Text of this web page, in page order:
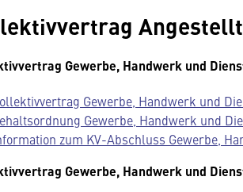
Gewerbe, Handwerk und
Gewerbe, Handwerk und
Gewerbe, Handwerk und
zum KV-Abschluss Gewerbe,
Gewerbe, Handwerk und